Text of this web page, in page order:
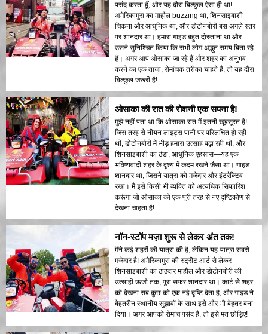
पसंद करता हूँ, और यह दौरा बिल्कुल ऐसा ही था!
अमेरिकामुरा का माहौल buzzing था, शिनसाइबाशी
चिकना और आधुनिक था, और डोटोनबोरी बस अगले स्तर
पर शानदार था। हमारा गाइड बहुत दोस्ताना था और
उसने सुनिश्चित किया कि सभी लोग अद्भुत समय बिता रहे
हैं। अगर आप ओसाका जा रहे हैं और शहर का अनुभव
करने का एक ताजा, रोमांचक तरीका चाहते हैं, तो यह दौरा
बिल्कुल जरूरी है!
ओसाका की रात की रोशनी एक सपना है!
मुझे नहीं पता था कि ओसाका रात में इतनी खूबसूरत है!
जिस तरह से नीयन लाइट्स पानी पर परिलक्षित हो रही
थीं, डोटोनबोरी में भीड़ हमारा उत्साह बढ़ा रही थी, और
शिनसाइबाशी का ठंडा, आधुनिक एहसास—यह एक
भविष्यवादी शहर के दृश्य में कदम रखने जैसा था। गाइड
शानदार था, जिसने यात्रा को मजेदार और इंटरैक्टिव
रखा। मैं इसे किसी भी व्यक्ति को अत्यधिक सिफारिश
करूंगा जो ओसाका को एक पूरी तरह से नए दृष्टिकोण से
देखना चाहता है!
नॉन-स्टॉप मज़ा शुरू से लेकर अंत तक!
मैंने कई शहरों की यात्रा की है, लेकिन यह यात्रा सबसे
मजेदार है! अमेरिकामुरा की स्ट्रीट आर्ट से लेकर
शिनसाइबाशी का ठाठदार माहौल और डोटोनबोरी की
उत्साही ऊर्जा तक, पूरा सफर शानदार था। कार्ट से शहर
को देखना सब कुछ को एक नई दृष्टि देता है, और गाइड ने
बेहतरीन स्थानीय सुझावों के साथ इसे और भी बेहतर बना
दिया। अगर आपको रोमांच पसंद है, तो इसे मत छोड़िए!